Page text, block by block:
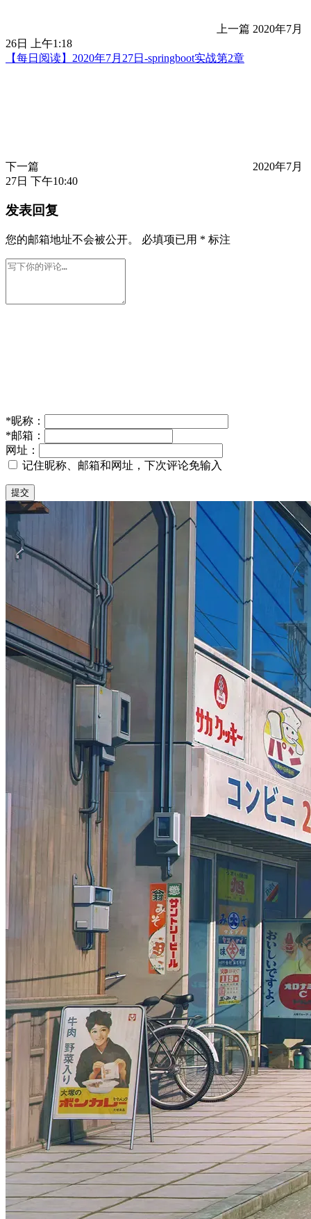
上一篇 2020年7月
26日 上午1:18
【每日阅读】2020年7月27日-springboot实战第2章
下一篇
2020年7月
27日 下午10:40
发表回复
您的邮箱地址不会被公开。 必填项已用 * 标注
*昵称：
*邮箱：
网址：
记住昵称、邮箱和网址，下次评论免输入
提交